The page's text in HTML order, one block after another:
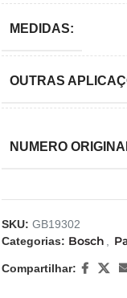
MEDIDAS:
OUTRAS
NUMERO
SKU: GB19302
Categorias: Bosch
Compartilhar: